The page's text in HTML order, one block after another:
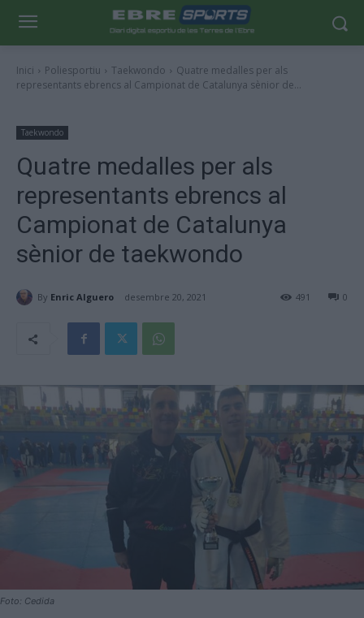
Inici Poliesportiu Taekwondo
Quatre medalles per als
representants ebrencs al Campionat de Catalunya sènior de...
Taekwondo
Quatre medalles per als
representants ebrencs al
Campionat de Catalunya
sènior de taekwondo
By Enric Alguero desembre 20, 2021 0
491
Foto: Cedida